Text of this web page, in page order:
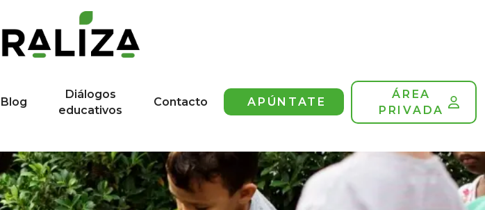
Blog
Diálogos
educativos
Contacto APÚNTATE
ÁREA
PRIVADA